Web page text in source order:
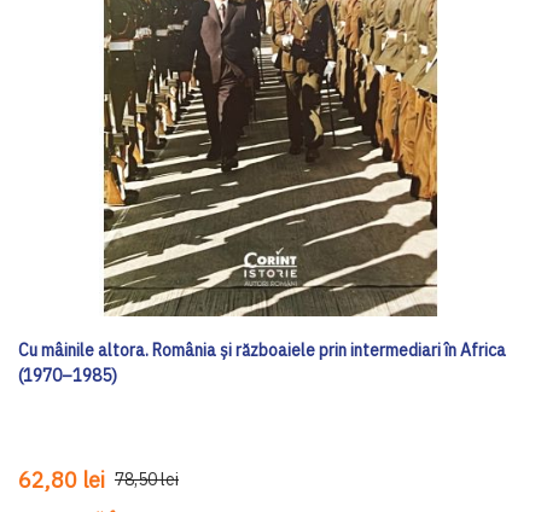
Cu mâinile altora. România și războaiele prin intermediari în Africa
(1970–1985)
62,80 lei 78,50 lei